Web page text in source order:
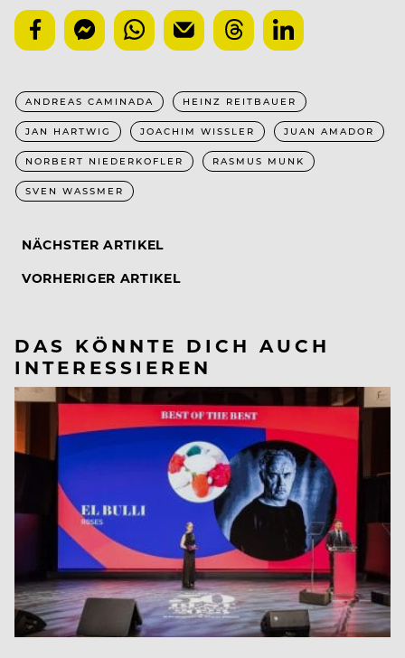
ANDREAS CAMINADA HEINZ REITBAUER
JAN HARTWIG JOACHIM WISSLER JUAN AMADOR
NORBERT NIEDERKOFLER RASMUS MUNK
SVEN WASSMER
NÄCHSTER ARTIKEL
VORHERIGER ARTIKEL
DAS KÖNNTE DICH AUCH
INTERESSIEREN